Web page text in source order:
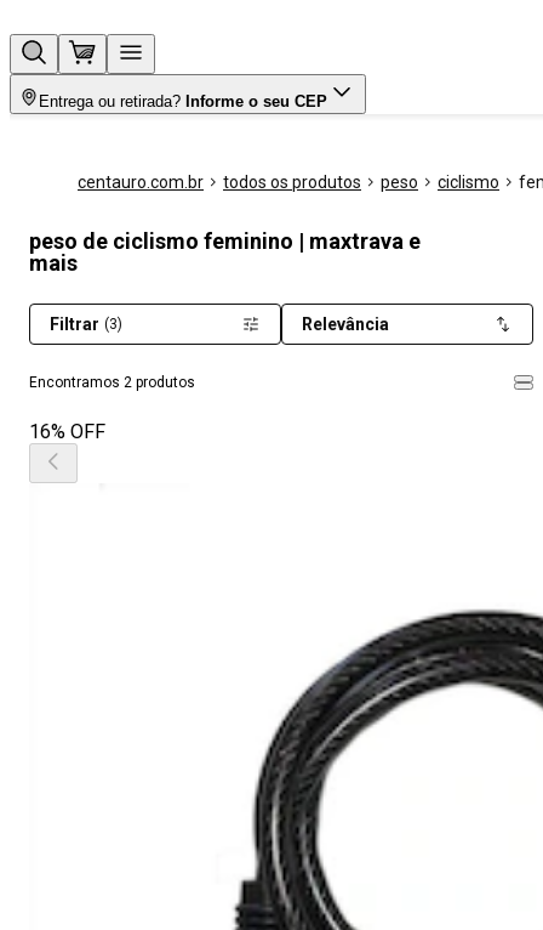
Entrega ou retirada? Informe o seu CEP
centauro.com.br todos os produtos peso ciclismo
peso de ciclismo feminino | maxtrava e
mais
Encontramos 2 produtos
Filtrar (3) Relevância
16% OFF